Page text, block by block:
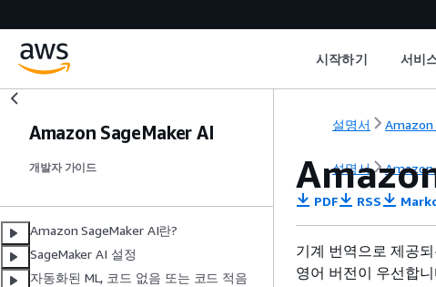
시작하기 서비
Amazon SageMaker AI
개발자 가이드
Amazon SageMaker AI란?
SageMaker AI 설정
자동화된 ML, 코드 없음 또는 코드 적음
설명서 Amazon
설명서 Amazon
PDF RSS
기계 번역으로 제공
영어 버전이 우선합